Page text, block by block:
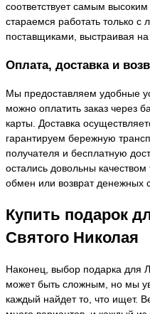
соответствует самым
стараемся работать только
поставщиками, выстраивая
Оплата, доставка и
Мы предоставляем удобные
можно оплатить заказ через
карты. Доставка
гарантируем бережную
получателя и бесплатную
остались довольны
обмен или возврат денежных
Купить подарок
Святого Николая
Наконец, выбор подарка для
может быть сложным, но мы
каждый найдет то, что ищет.